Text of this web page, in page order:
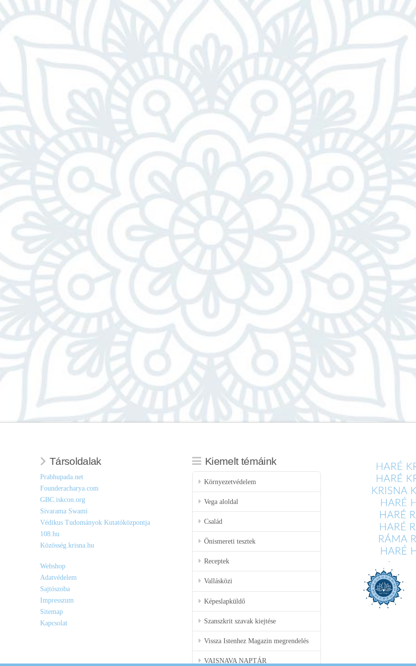
Társoldalak
Prabhupada.net
Founderacharya.com
GBC.iskcon.org
Sivarama Swami
Védikus Tudományok Kutatóközpontja
108.hu
Közösség.krisna.hu
Webshop
Adatvédelem
Sajtószoba
Impresszum
Sitemap
Kapcsolat
Kiemelt témáink
Környezetvédelem
Vega aloldal
Család
Önismereti tesztek
Receptek
Vallásközi
Képeslapküldő
Szanszkrit szavak kiejtése
Vissza Istenhez Magazin megrendelés
VAISNAVA NAPTÁR